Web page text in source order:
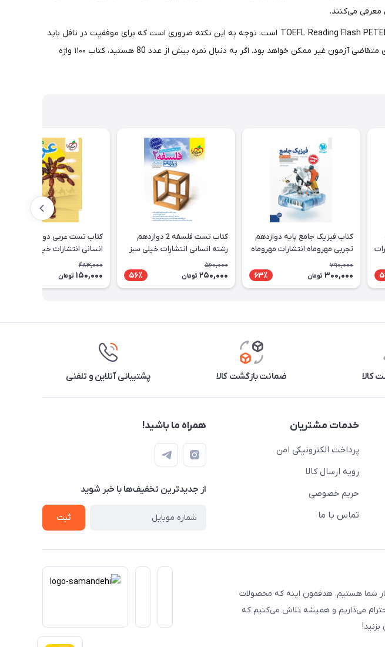
برنامه ریزی‌ های مهم و اساسی در زمینه پاسخ به هر نوع سوالی از جمله مطالب عنوان شده، در کتاب TOEFL Reading Flash PETERSON است. توجه به این نکته ضروری است که برای موفقیت در تافل باید
یک گنجینه وسیعی از لغات در ذهن داشته باشید. زیرا بدون داشتن این گنجینه لغات، امکان پاسخ دادن برای متقاضی آزمون غیر ممکن خواهد بود. اگر به دنبال نمره‌ بیش از عدد 80 هستید، کتاب ۱۱۰۰ واژه
کتاب فیزیک جامع پایه دوازدهم
تجربی مهروماه انتشارات مهروماه
790,000
300,000 تومان 63٪
کتاب تست فلسفه 2 دوازدهم
رشته انسانی انتشارات خیلی سبز
560,000
250,000 تومان 56٪
کتاب تست عربی دوازدهم رشته
انسانی انتشارات خیلی سبز
483,000
150,000 تومان
کالا ضمانت بازگشت کالا پشتیبانی آنلاین و تلفنی
خدمات مشتریان
پرداخت الکترونیکی امن
رویه ارسال کالا
حریم خصوصی
تماس با ما
همراه ما باشید!
از جدید‌ترین تخفیف‌ها با‌ خبر شوید
ثبت
شما هستیم. هدفمون اینه که محصولات
می‌ذاریم و همیشه تلاش می‌کنیم که